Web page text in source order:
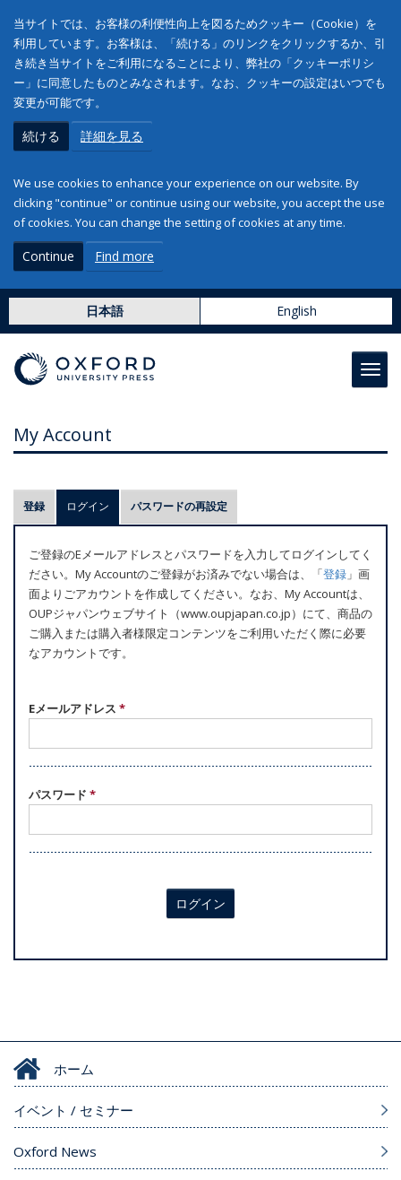
当サイトでは、お客様の利便性向上を図るためクッキー（Cookie）を
利用しています。お客様は、「続ける」のリンクをクリックするか、引
き続き当サイトをご利用になることにより、弊社の「クッキーポリシ
ー」に同意したものとみなされます。なお、クッキーの設定はいつでも
変更が可能です。
続ける 詳細を見る
We use cookies to enhance your experience on our website. By
clicking "continue" or continue using our website, you accept the use
of cookies. You can change the setting of cookies at any time.
Continue Find more
日本語 English
My Account
プ
ラ
マ
リ
ー
タ
ブ
登録 ログイン (アクティブなタブ)
パスワードの再設定
ご登録のEメールアドレスとパスワードを入力してログインしてく
ださい。My Accountのご登録がお済みでない場合は、「登録 」画
面よりごアカウントを作成してください。なお、My Accountは、
OUPジャパンウェブサイト（www.oupjapan.co.jp）にて、商品の
ご購入または購入者様限定コンテンツをご利用いただく際に必要
なアカウントです。
Eメールアドレス *
パスワード *
ログイン
ホーム
イベント / セミナー
Oxford News